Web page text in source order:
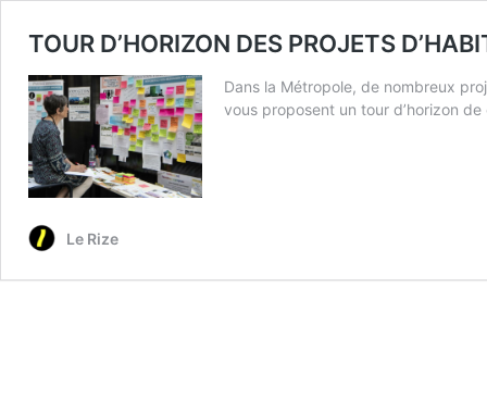
TOUR D’HORIZON DES PROJETS
Dans la Métropole, de nombreux
vous proposent un tour d’horizon
Le Rize